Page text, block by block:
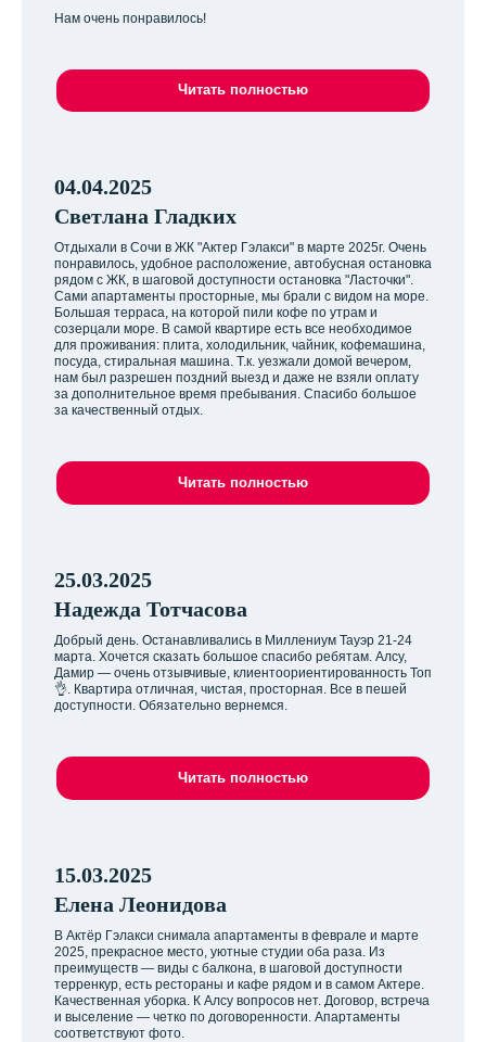
Нам очень понравилось!
Читать полностью
04.04.2025
Светлана Гладких
Отдыхали в Сочи в ЖК "Актер Гэлакси" в марте 2025г. Очень
понравилось, удобное расположение, автобусная остановка
рядом с ЖК, в шаговой доступности остановка "Ласточки".
Сами апартаменты просторные, мы брали с видом на море.
Большая терраса, на которой пили кофе по утрам и
созерцали море. В самой квартире есть все необходимое
для проживания: плита, холодильник, чайник, кофемашина,
посуда, стиральная машина. Т.к. уезжали домой вечером,
нам был разрешен поздний выезд и даже не взяли оплату
за дополнительное время пребывания. Спасибо большое
за качественный отдых.
Читать полностью
25.03.2025
Надежда Тотчасова
Добрый день. Останавливались в Миллениум Тауэр 21-24
марта. Хочется сказать большое спасибо ребятам. Алсу,
Дамир — очень отзывчивые, клиентоориентированность Топ
👌. Квартира отличная, чистая, просторная. Все в пешей
доступности. Обязательно вернемся.
Читать полностью
15.03.2025
Елена Леонидова
В Актёр Гэлакси снимала апартаменты в феврале и марте
2025, прекрасное место, уютные студии оба раза. Из
преимуществ — виды с балкона, в шаговой доступности
терренкур, есть рестораны и кафе рядом и в самом Актере.
Качественная уборка. К Алсу вопросов нет. Договор, встреча
и выселение — четко по договоренности. Апартаменты
соответствуют фото.